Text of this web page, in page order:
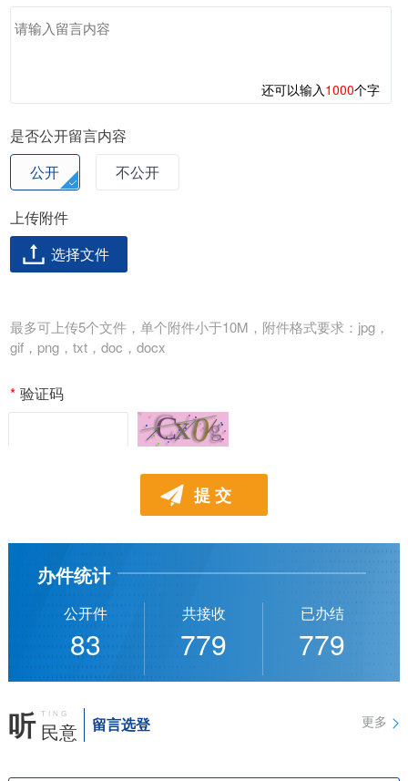
还可以输入1000个字
是否公开留言内容
公开
不公开
上传附件
选择文件
最多可上传5个文件，单个附件小于10M，附件格式要求：jpg，
gif，png，txt，doc，docx
* 验证码
办件统计
公开件
83
共接收
779
已办结
779
听 TING
民意 留言选登 更多